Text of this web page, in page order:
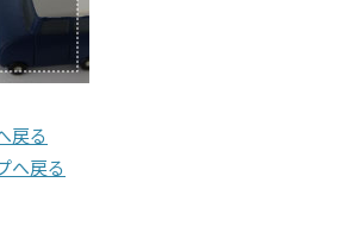
戻る
へ戻る